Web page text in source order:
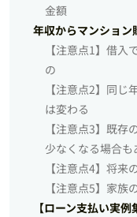
金額
年収からマンショ
【注意点1】借
の
【注意点2】同
は変わる
【注意点3】既
少なくなる場合も
【注意点4】将
【注意点5】家族
【ローン支払い実